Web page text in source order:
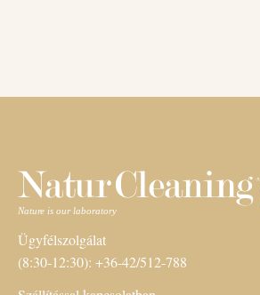
Ügyfélszolgálat
(8:30-12:30): +36-42/512-788